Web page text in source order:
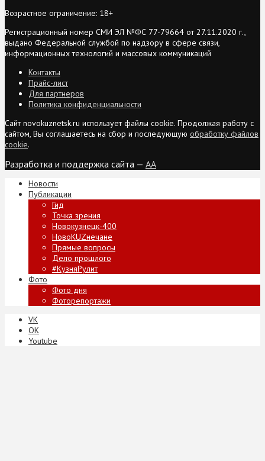
Возрастное ограничение: 18+
Регистрационный номер СМИ ЭЛ №ФС 77-79664 от 27.11.2020 г.,
выдано Федеральной службой по надзору в сфере связи,
информационных технологий и массовых коммуникаций
Контакты
Прайс-лист
Для партнеров
Политика конфиденциальности
Сайт novokuznetsk.ru использует файлы cookie. Продолжая работу с
сайтом, Вы соглашаетесь на сбор и последующую обработку файлов
cookie.
Разработка и поддержка сайта — AA
Новости
Публикации
Гид
Точка зрения
Новокузнецк-400
НовоKUZнечане
Прямые вопросы
Дело прошлого
#КузняРулит
Фото
Фото дня
Фоторепортажи
VK
ОК
Youtube